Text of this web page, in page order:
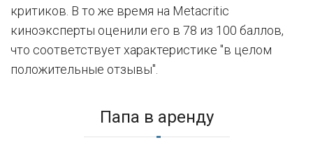
критиков. В то же время на Metacritic
киноэксперты оценили его в 78 из 100 баллов,
что соответствует характеристике "в целом
положительные отзывы".
Папа в аренду